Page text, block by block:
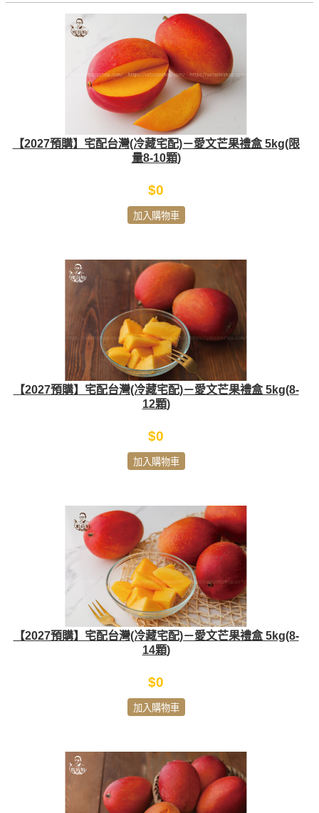
【2027預購】宅配台灣(冷藏宅配)－愛文芒果禮盒 5kg(限
量8-10顆)
$0
加入購物車
【2027預購】宅配台灣(冷藏宅配)－愛文芒果禮盒 5kg(8-
12顆)
$0
加入購物車
【2027預購】宅配台灣(冷藏宅配)－愛文芒果禮盒 5kg(8-
14顆)
$0
加入購物車